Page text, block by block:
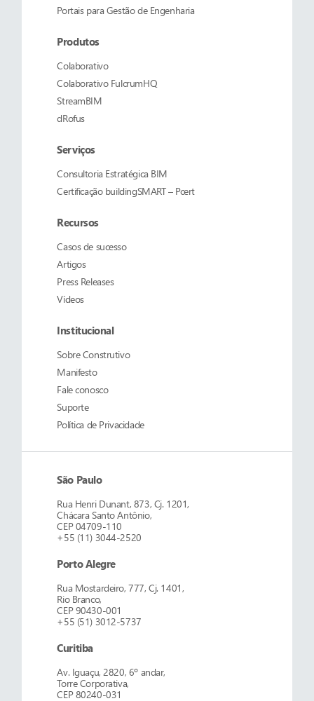
Portais para Gestão de Engenharia
Produtos
Colaborativo
Colaborativo FulcrumHQ
StreamBIM
dRofus
Serviços
Consultoria Estratégica BIM
Certificação buildingSMART – Pcert
Recursos
Casos de sucesso
Artigos
Press Releases
Vídeos
Institucional
SobreConstrutivo
Manifesto
Fale conosco
Suporte
Política de Privacidade
São Paulo
Rua Henri Dunant, 873, Cj. 1201,
Chácara Santo Antônio,
CEP 04709-110
+55 (11) 3044-2520
Porto Alegre
Rua Mostardeiro, 777, Cj. 1401,
Rio Branco,
CEP 90430-001
+55 (51) 3012-5737
Curitiba
Av. Iguaçu, 2820, 6º andar,
Torre Corporativa,
CEP 80240-031